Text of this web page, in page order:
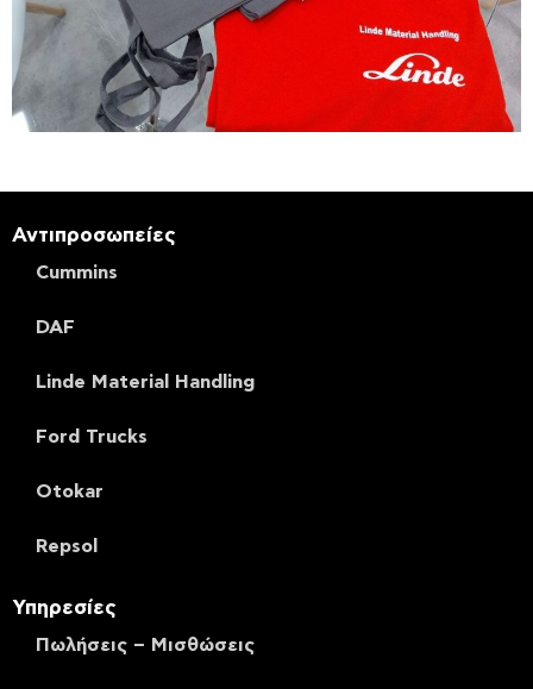
Αντιπροσωπείες
Cummins
DAF
Linde Material Handling
Ford Trucks
Otokar
Repsol
Υπηρεσίες
Πωλήσεις – Μισθώσεις